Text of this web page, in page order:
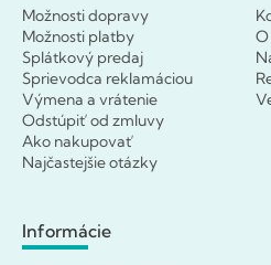
Možnosti dopravy
Možnosti platby
Splátkový predaj
Sprievodca reklamáciou
Výmena a vrátenie
Odstúpiť od zmluvy
Ako nakupovať
Najčastejšie otázky
O
Informácie